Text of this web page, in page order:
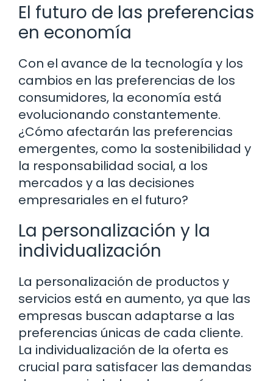
El futuro de las preferencias
en economía
Con el avance de la tecnología y los
cambios en las preferencias de los
consumidores, la economía está
evolucionando constantemente.
¿Cómo afectarán las preferencias
emergentes, como la sostenibilidad y
la responsabilidad social, a los
mercados y a las decisiones
empresariales en el futuro?
La personalización y la
individualización
La personalización de productos y
servicios está en aumento, ya que las
empresas buscan adaptarse a las
preferencias únicas de cada cliente.
La individualización de la oferta es
crucial para satisfacer las demandas